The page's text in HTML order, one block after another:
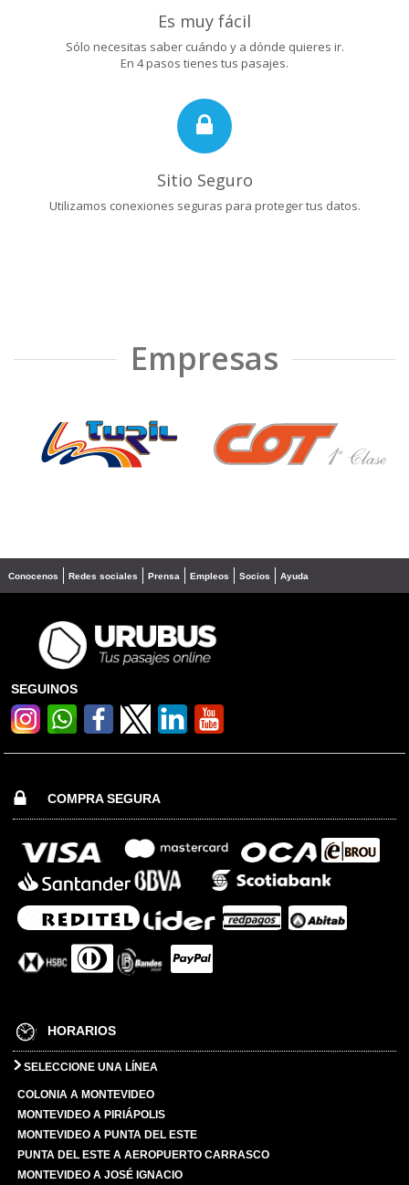
Es muy fácil
Sólo necesitas saber cuándo y a dónde quieres ir.
En 4 pasos tienes tus pasajes.
Sitio Seguro
Utilizamos conexiones seguras para proteger tus datos.
Empresas
❮ ❯
Conocenos Redes sociales Prensa Empleos Socios Ayuda
SEGUINOS
COMPRA SEGURA
HORARIOS
SELECCIONE UNA LÍNEA
COLONIA A MONTEVIDEO
MONTEVIDEO A PIRIÁPOLIS
MONTEVIDEO A PUNTA DEL ESTE
PUNTA DEL ESTE A AEROPUERTO CARRASCO
MONTEVIDEO A JOSÉ IGNACIO